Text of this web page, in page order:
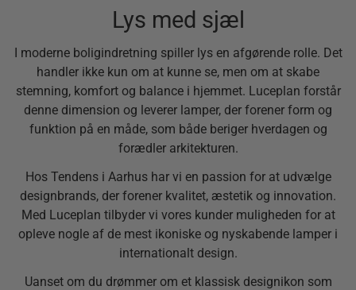
Lys med sjæl
I moderne boligindretning spiller lys en afgørende rolle. Det
handler ikke kun om at kunne se, men om at skabe
stemning, komfort og balance i hjemmet. Luceplan forstår
denne dimension og leverer lamper, der forener form og
funktion på en måde, som både beriger hverdagen og
forædler arkitekturen.
Hos Tendens i Aarhus har vi en passion for at udvælge
designbrands, der forener kvalitet, æstetik og innovation.
Med Luceplan tilbyder vi vores kunder muligheden for at
opleve nogle af de mest ikoniske og nyskabende lamper i
internationalt design.
Uanset om du drømmer om et klassisk designikon som